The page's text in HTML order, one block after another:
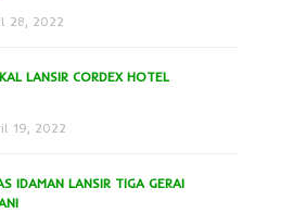
28, 2022
LANSIR CORDEX HOTEL
19, 2022
IDAMAN LANSIR TIGA GERAI